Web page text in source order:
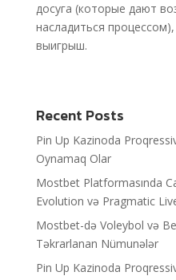
досуга (которые дают
насладиться
выигрыш.
Recent Posts
Pin Up Kazinoda
Oynamaq Olar
Mostbet Platformasında
Evolution və Pragmatic
Mostbet-də Voleybol və
Təkrarlanan Nümunələr
Pin Up Kazinoda